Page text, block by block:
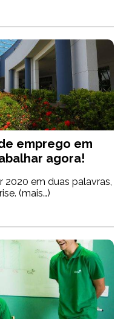
emprego em
agora!
2020 em duas palavras,
(mais…)